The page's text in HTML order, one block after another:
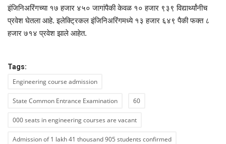
इंजिनिअरिंगच्या१७ हजार ४५० जागांपैकी केवळ १० हजार ९३९ विद्यार्थ्यांनीच
प्रवेश घेतला आहे.इलेक्ट्रिकल इंजिनिअरिंगमध्ये१३ हजार ६४९ पैकी फक्त ८
हजार ७१४ प्रवेश झाले आहेत.
Tags:
Engineering course admission
State Common Entrance Examination 60
000 seats in engineering courses are vacant
Admission of 1 lakh 41 thousand 905 students confirmed